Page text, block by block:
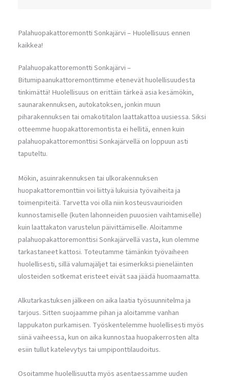
Palahuopakattoremontti Sonkajärvi – Huolellisuus ennen
kaikkea!
Palahuopakattoremontti Sonkajärvi –
Bitumipaanukattoremonttimme etenevät huolellisuudesta
tinkimättä! Huolellisuus on erittäin tärkeä asia kesämökin,
saunarakennuksen, autokatoksen, jonkin muun
piharakennuksen tai omakotitalon laattakattoa uusiessa. Siksi
otteemme huopakattoremontista ei hellitä, ennen kuin
palahuopakattoremonttisi Sonkajärvellä on loppuun asti
taputeltu.
Mökin, asuinrakennuksen tai ulkorakennuksen
huopakattoremonttiin voi liittyä lukuisia työvaiheita ja
toimenpiteitä. Tarvetta voi olla niin kosteusvaurioiden
kunnostamiselle (kuten lahonneiden puuosien vaihtamiselle)
kuin laattakaton varustelun päivittämiselle. Aloitamme
palahuopakattoremonttisi Sonkajärvellä vasta, kun olemme
tarkastaneet kattosi. Toteutamme tämänkin työvaiheen
huolellisesti, sillä valumajäljet tai esimerkiksi pieneläinten
ulosteiden sotkemat eristeet eivät saa jäädä huomaamatta.
Alkutarkastuksen jälkeen on aika laatia työsuunnitelma ja
tarjous. Sitten suojaamme pihan ja aloitamme vanhan
lappukaton purkamisen. Työskentelemme huolellisesti myös
siinä vaiheessa, kun on aika kunnostaa huopakerrosten alta
esiin tullut katelevytys tai umpiponttilaudoitus.
Osoitamme huolellisuutta myös asentaessamme uuden